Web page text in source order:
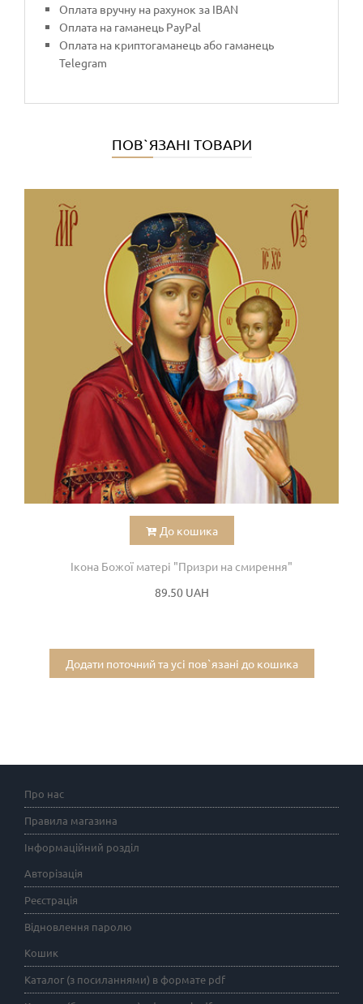
Оплата вручну на рахунок за IBAN
Оплата на гаманець PayPal
Оплата на криптогаманець або гаманець
Telegram
ПОВ`ЯЗАНІ ТОВАРИ
До кошика
Ікона Божої матері "Призри на смирення"
89.50 UAH
Додати поточний та усі пов`язані до кошика
Про нас
Правила магазина
Інформаційний розділ
Авторізація
Реєстрація
Відновлення паролю
Кошик
Каталог (з посиланнями) в формате pdf